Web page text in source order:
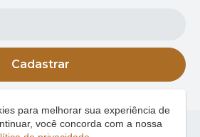
Cadastrar
para melhorar sua experiência de
você concorda com a nossa